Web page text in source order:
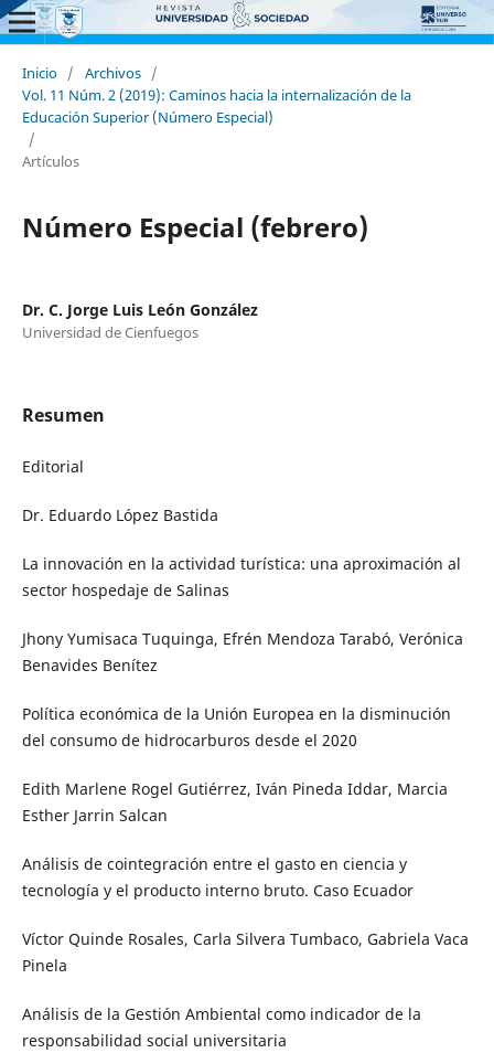
Inicio / Archivos /
Vol. 11 Núm. 2 (2019): Caminos hacia la internalización de la
Educación Superior (Número Especial)
/
Artículos
Número Especial (febrero)
Dr. C. Jorge Luis León González
Universidad de Cienfuegos
Resumen
Editorial
Dr. Eduardo López Bastida
La innovación en la actividad turística: una aproximación al
sector hospedaje de Salinas
Jhony Yumisaca Tuquinga, Efrén Mendoza Tarabó, Verónica
Benavides Benítez
Política económica de la Unión Europea en la disminución
del consumo de hidrocarburos desde el 2020
Edith Marlene Rogel Gutiérrez, Iván Pineda Iddar, Marcia
Esther Jarrin Salcan
Análisis de cointegración entre el gasto en ciencia y
tecnología y el producto interno bruto. Caso Ecuador
Víctor Quinde Rosales, Carla Silvera Tumbaco, Gabriela Vaca
Pinela
Análisis de la Gestión Ambiental como indicador de la
responsabilidad social universitaria